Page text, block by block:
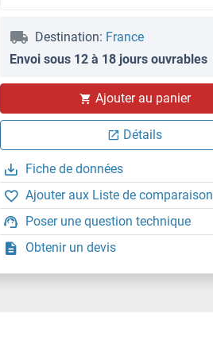
Destination: France
Envoi sous 12 à 18 jours ouvrables
Ajouter au panier
Détails
Fiche de données
Ajouter aux Liste de comparaison
Poser une question technique
Obtenir un devis